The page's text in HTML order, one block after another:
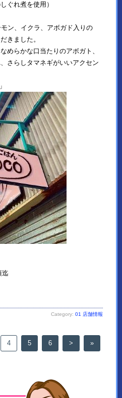
ぐれ煮を使用）
ン、イクラ、アボガド入りの
きました。
めらかな口当たりのアボガト、
さらしタマネギがいいアクセン
迄
Category:01 店舗情報
4 5 6 > »